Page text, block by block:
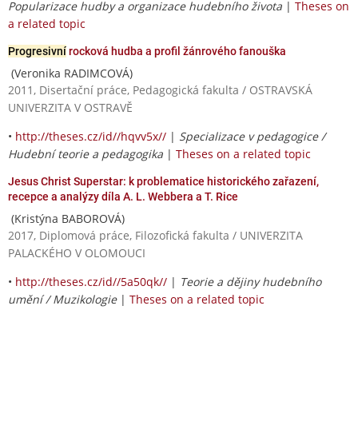
Popularizace hudby a organizace hudebního života | Theses on
a related topic
Progresivnírocková hudba a profil žánrového fanouška
(Veronika RADIMCOVÁ)
2011, Disertační práce, Pedagogická fakulta / OSTRAVSKÁ
UNIVERZITA V OSTRAVĚ
• http://theses.cz/id//hqvv5x// | Specializace v pedagogice /
Hudební teorie a pedagogika | Theses on a related topic
Jesus Christ Superstar: k problematice historického zařazení,
recepce a analýzy díla A. L. Webbera a T. Rice
(Kristýna BABOROVÁ)
2017, Diplomová práce, Filozofická fakulta / UNIVERZITA
PALACKÉHO V OLOMOUCI
• http://theses.cz/id//5a50qk// | Teorie a dějiny hudebního
umění / Muzikologie| Theses on a related topic